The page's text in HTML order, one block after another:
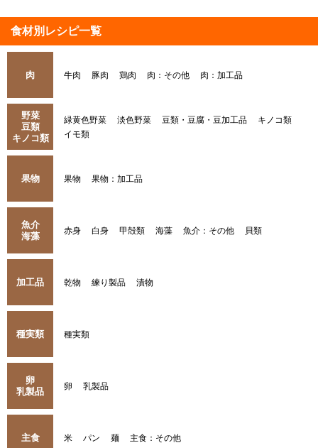
食材別レシピ一覧
肉 牛肉 豚肉 鶏肉 肉：その他 肉：加工品
野菜
豆類
キノコ類
緑黄色野菜 淡色野菜 豆類・豆腐・豆加工品
キノコ類
イモ類
果物 果物 果物：加工品
魚介
海藻
赤身 白身 甲殻類 海藻 魚介：その他 貝類
加工品 乾物 練り製品 漬物
種実類 種実類
卵
乳製品
卵 乳製品
主食 米 パン 麺 主食：その他